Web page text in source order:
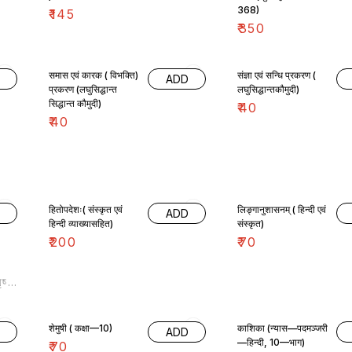
₹145
368)
₹350
समास एवं कारक ( विभक्ति)
प्रकरण (लघुसिद्धान्त
सिद्धान्त कौमुदी)
₹40
ADD
संज्ञा एवं सन्धि प्रकरण (
लघुसिद्धान्तकौमुदी)
₹40
हितोपदेशः( संस्कृत एवं
हिन्दी व्याख्यासहित)
₹200
ADD
लिङ्गानुशासनम् ( हिन्दी एवं
संस्कृत)
₹70
शेमुषी ( कक्षा—10)
₹70
ADD
काशिका (न्यास—पदमञ्जरी
—हिन्दी, 10—भाग)